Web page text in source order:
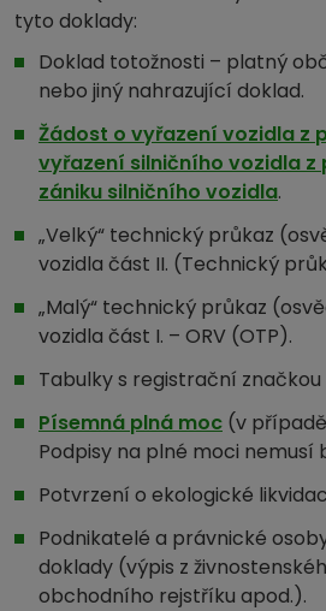
tyto doklady:
Doklad totožnosti – platný
nebo jiný nahrazující doklad.
Žádost o vyřazení vozidla z
vyřazení silničního vozidla z
zániku silničního vozidla.
„Velký“ technický průkaz
vozidla část II. (Technický
„Malý“ technický průkaz
vozidla část I. – ORV (OTP).
Tabulky s registrační značkou
Písemná plná moc (v
Podpisy na plné moci nemusí
Potvrzení o ekologické
Podnikatelé a právnické
doklady (výpis z
obchodního rejstříku apod.).